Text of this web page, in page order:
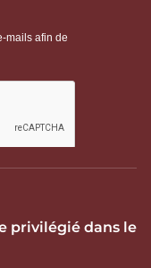
privilégié dans le